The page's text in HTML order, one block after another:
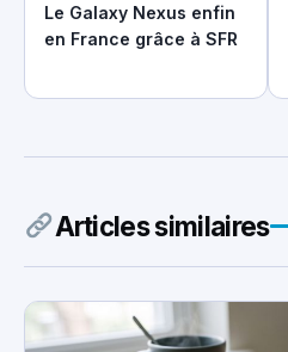
Le Galaxy Nexus enfin
en France grâce à SFR
Articles similaires